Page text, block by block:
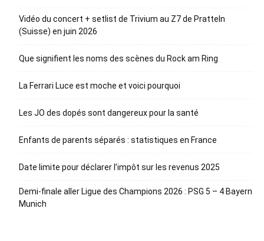
Vidéo du concert + setlist de Trivium au Z7 de Pratteln
(Suisse) en juin 2026
Que signifient les noms des scènes du Rock am Ring
La Ferrari Luce est moche et voici pourquoi
Les JO des dopés sont dangereux pour la santé
Enfants de parents séparés : statistiques en France
Date limite pour déclarer l’impôt sur les revenus 2025
Demi-finale aller Ligue des Champions 2026 : PSG 5 – 4 Bayern
Munich